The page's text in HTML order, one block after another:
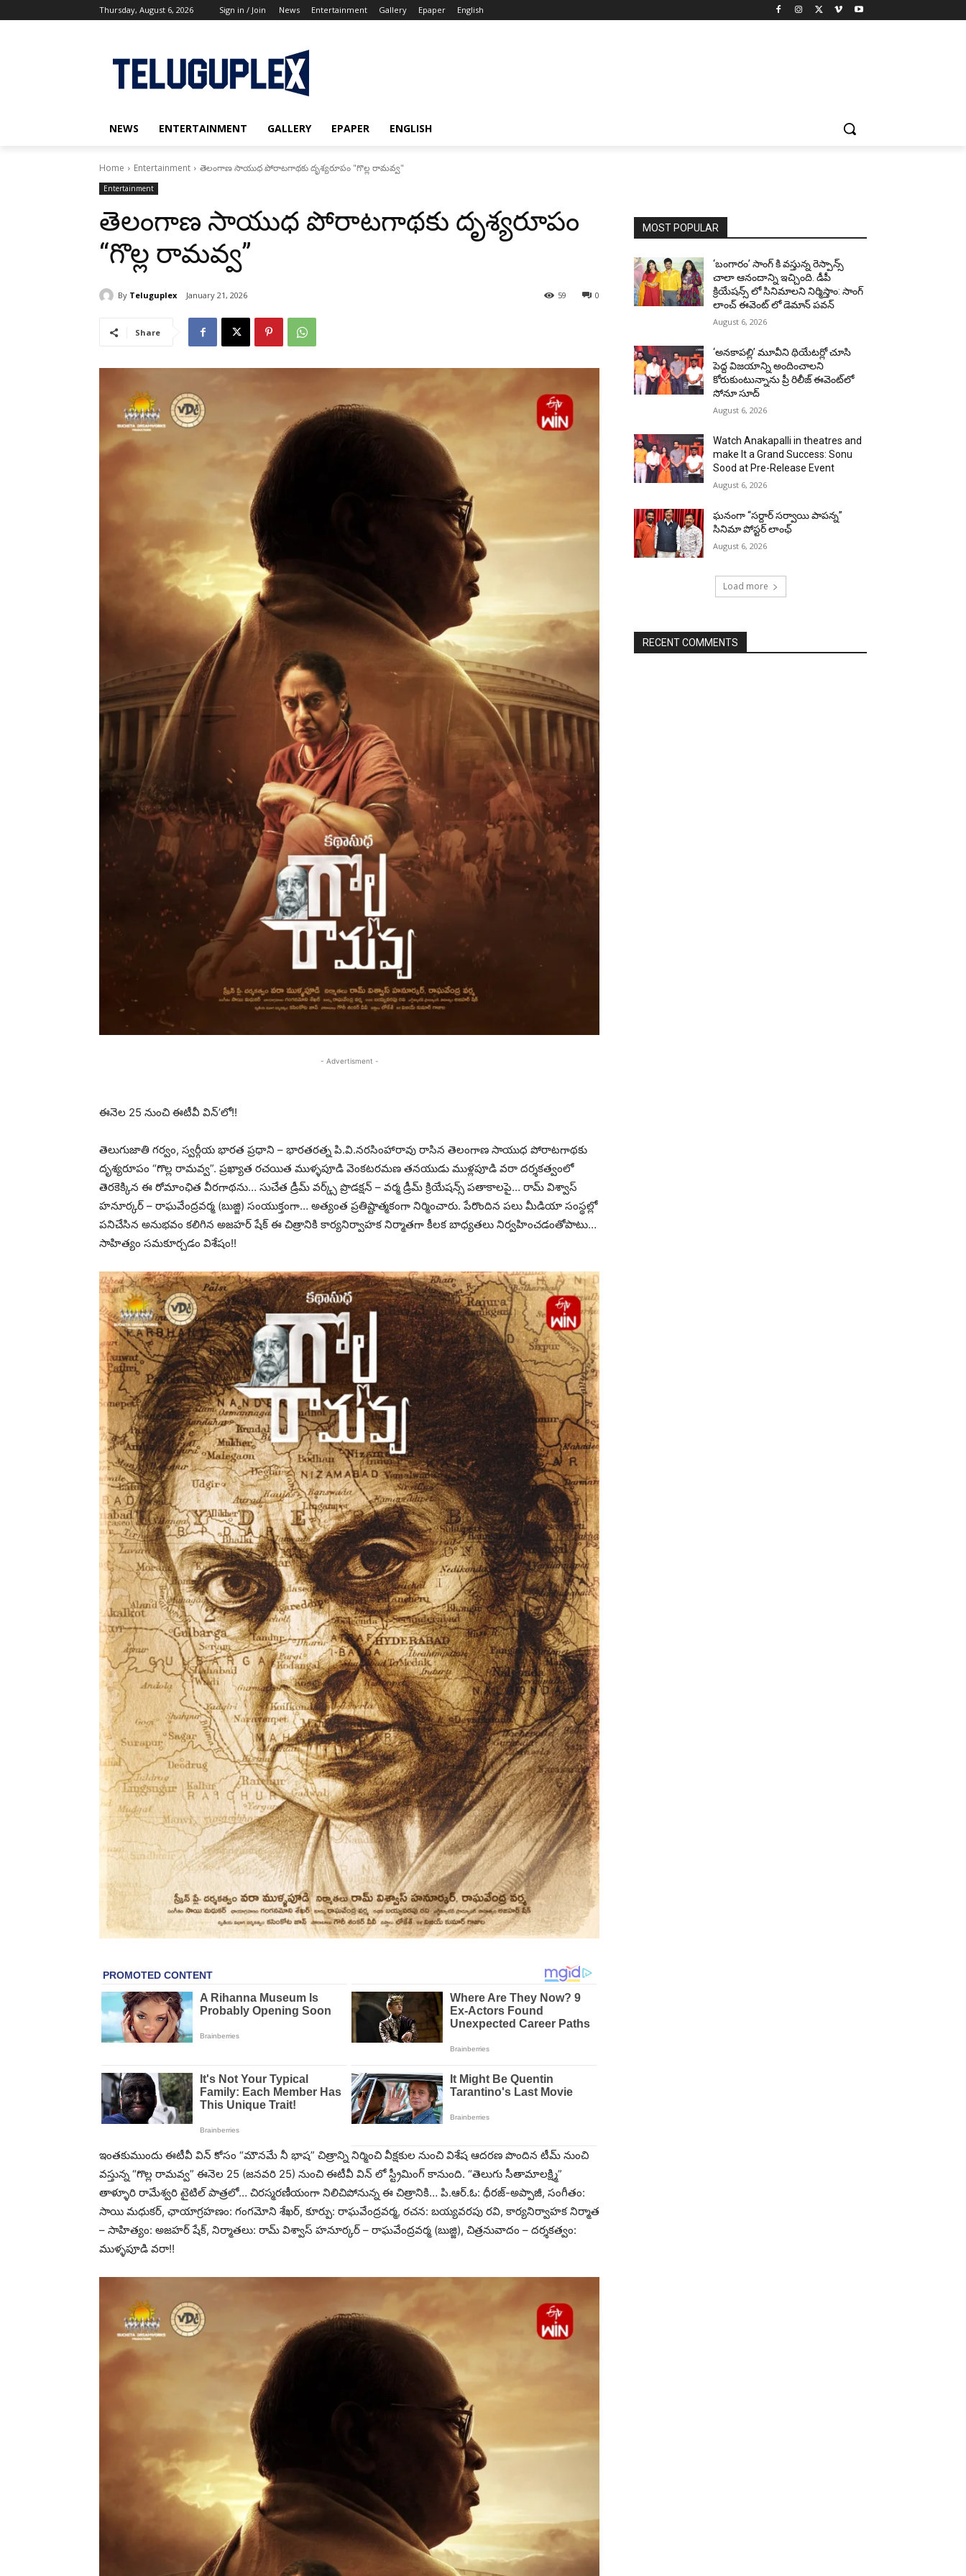
Thursday, August 6, 2026 Sign in / Join News Entertainment Gallery Epaper English
NEWS ENTERTAINMENT GALLERY EPAPER ENGLISH
Home Entertainment తెలంగాణ సాయుధ పోరాటగాథకు దృశ్యరూపం "గొల్ల రామవ్వ"
Entertainment
తెలంగాణ సాయుధ పోరాటగాథకు దృశ్యరూపం
“గొల్ల రామవ్వ”
By Teluguplex January 21, 2026 0
59
Share
- Advertisment -
ఈనెల 25 నుంచి ఈటీవీ విన్’లో!!
తెలుగుజాతి గర్వం, స్వర్గీయ భారత ప్రధాని – భారతరత్న పి.వి.నరసింహారావు రాసిన తెలంగాణ సాయుధ పోరాటగాథకు
దృశ్యరూపం “గొల్ల రామవ్వ”. ప్రఖ్యాత రచయిత ముళ్ళపూడి వెంకటరమణ తనయుడు ముళ్లపూడి వరా దర్శకత్వంలో
తెరకెక్కిన ఈ రోమాంఛిత వీరగాథను… సుచేత డ్రీమ్ వర్క్స్ ప్రొడక్షన్ – వర్మ డ్రీమ్ క్రియేషన్స్ పతాకాలపై… రామ్ విశ్వాస్
హనూర్కర్ – రాఘవేంద్రవర్మ (బుజ్జి) సంయుక్తంగా… అత్యంత ప్రతిష్టాత్మకంగా నిర్మించారు. పేరొందిన పలు మీడియా సంస్థల్లో
పనిచేసిన అనుభవం కలిగిన అజహర్ షేక్ ఈ చిత్రానికి కార్యనిర్వాహక నిర్మాతగా కీలక బాధ్యతలు నిర్వహించడంతోపాటు…
సాహిత్యం సమకూర్చడం విశేషం!!
ఇంతకుముందు ఈటీవీ విన్ కోసం “మౌనమే నీ భాష” చిత్రాన్ని నిర్మించి వీక్షకుల నుంచి విశేష ఆదరణ పొందిన టీమ్ నుంచి
వస్తున్న “గొల్ల రామవ్వ” ఈనెల 25 (జనవరి 25) నుంచి ఈటీవీ విన్ లో స్ట్రీమింగ్ కానుంది. “తెలుగు సీతామాలక్ష్మి”
తాళ్ళూరి రామేశ్వరి టైటిల్ పాత్రలో… చిరస్మరణీయంగా నిలిచిపోనున్న ఈ చిత్రానికి… పి.ఆర్.ఓ: ధీరజ్-అప్పాజీ, సంగీతం:
సాయి మధుకర్, ఛాయాగ్రహణం: గంగమోని శేఖర్, కూర్పు: రాఘవేంద్రవర్మ, రచన: బయ్యవరపు రవి, కార్యనిర్వాహక నిర్మాత
– సాహిత్యం: అజహర్ షేక్, నిర్మాతలు: రామ్ విశ్వాస్ హనూర్కర్ – రాఘవేంద్రవర్మ (బుజ్జి), చిత్రనువాదం – దర్శకత్వం:
ముళ్ళపూడి వరా!!
MOST POPULAR
‘బంగారం’ సాంగ్ కి వస్తున్న రెస్పాన్స్
చాలా ఆనందాన్ని ఇచ్చింది. డీపీ
క్రియేషన్స్ లో సినిమాలని నిర్మిస్తాం: సాంగ్
లాంచ్ ఈవెంట్ లో డెమాన్ పవన్
August 6, 2026
‘అనకాపల్లి’ మూవీని థియేటర్లో చూసి
పెద్ద విజయాన్ని అందించాలని
కోరుకుంటున్నాను ప్రీ రిలీజ్ ఈవెంట్‌లో
సోనూ సూద్
August 6, 2026
Watch Anakapalli in theatres and
make It a Grand Success: Sonu
Sood at Pre-Release Event
August 6, 2026
ఘనంగా “సర్దార్ సర్వాయి పాపన్న”
సినిమా పోస్టర్ లాంఛ్
August 6, 2026
Load more
RECENT COMMENTS